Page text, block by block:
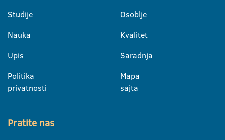
Studije
Nauka
Upis
Politika
privatnosti
Osoblje
Kvalitet
Saradnja
Mapa
sajta
Pratite nas